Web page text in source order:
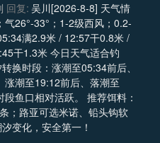
回复: 吴川[2026-8-8] 天气情
气26°-33°；1-2级西风；0.2-
满2.9米 / 12:57干0.8米 /
日天气适合钓
换时段：涨潮至05:34前后、
涨潮至19:12前后、落潮至
鱼口相对活跃。 推荐饵料：
；路亚可选米诺、铅头钩软
变化，安全第一！